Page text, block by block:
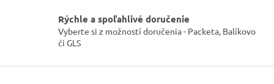
k
y
v
Rýchle a spoľahlivé doručenie
Vyberte si z možností doručenia - Packeta, Balíkovo
či GLS
Z